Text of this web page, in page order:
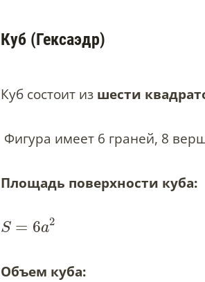
Куб (Гексаэдр)
Куб состоит из шести
Фигура имеет 6 граней, 8
Площадь поверхности куба:
S = 6a2
Объем куба: